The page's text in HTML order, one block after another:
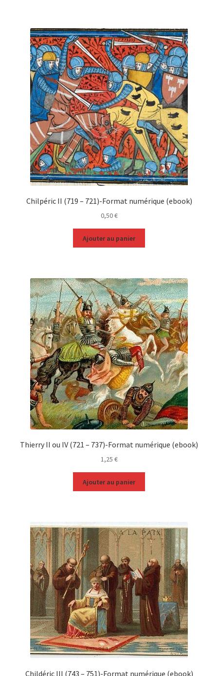
Chilpéric II (719 – 721)-Format numérique (ebook)
0,50€
Ajouter au panier
Thierry II ou IV (721 – 737)-Format numérique (ebook)
1,25 €
Ajouter au panier
Childéric III (743 – 751)-Format numérique (ebook)